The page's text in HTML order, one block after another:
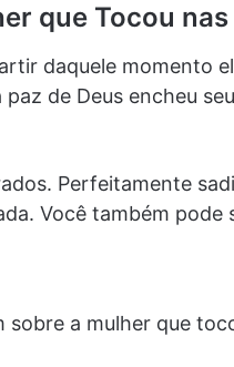
que Tocou
daquele momento
de Deus encheu
Perfeitamente
Você também pode
a mulher que